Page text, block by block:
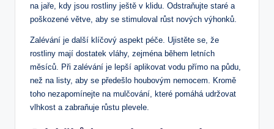
na jaře, kdy jsou rostliny ještě v klidu. Odstraňujte staré a
poškozené větve, aby se stimuloval růst nových výhonků.
Zalévání je další klíčový aspekt péče. Ujistěte se, že
rostliny mají dostatek vláhy, zejména během letních
měsíců. Při zalévání je lepší aplikovat vodu přímo na půdu,
než na listy, aby se předešlo houbovým nemocem. Kromě
toho nezapomínejte na mulčování, které pomáhá udržovat
vlhkost a zabraňuje růstu plevele.